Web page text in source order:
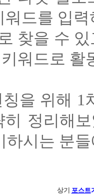
워드를 입
찾을 수
워드로 활
을 위해 1
히 정리해
하시는 분
상기 포스트